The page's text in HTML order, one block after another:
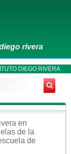
rivera
DIEGO RIVERA
en
de la
de